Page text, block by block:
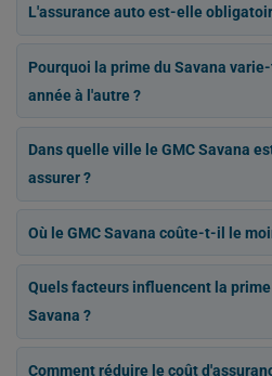
L'assurance auto est-elle
Pourquoi la prime du Savana
année à l'autre ?
Dans quelle ville le GMC Savana
assurer ?
Où le GMC Savana coûte-t-il le
Quels facteurs influencent la prime
Savana ?
Comment réduire le coût